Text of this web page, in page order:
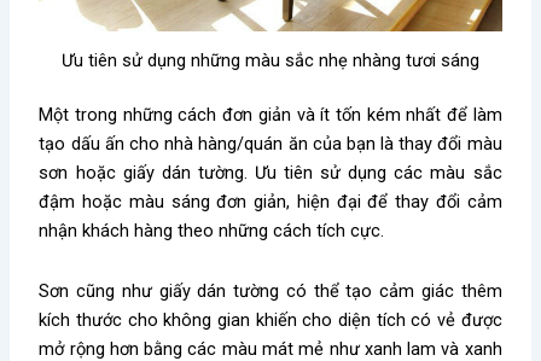
Ưu tiên sử dụng những màu sắc nhẹ nhàng tươi sáng
Một trong những cách đơn giản và ít tốn kém nhất để làm
tạo dấu ấn cho nhà hàng/quán ăn của bạn là thay đổi màu
sơn hoặc giấy dán tường. Ưu tiên sử dụng các màu sắc
đậm hoặc màu sáng đơn giản, hiện đại để thay đổi cảm
nhận khách hàng theo những cách tích cực.
Sơn cũng như giấy dán tường có thể tạo cảm giác thêm
kích thước cho không gian khiến cho diện tích có vẻ được
mở rộng hơn bằng các màu mát mẻ như xanh lam và xanh